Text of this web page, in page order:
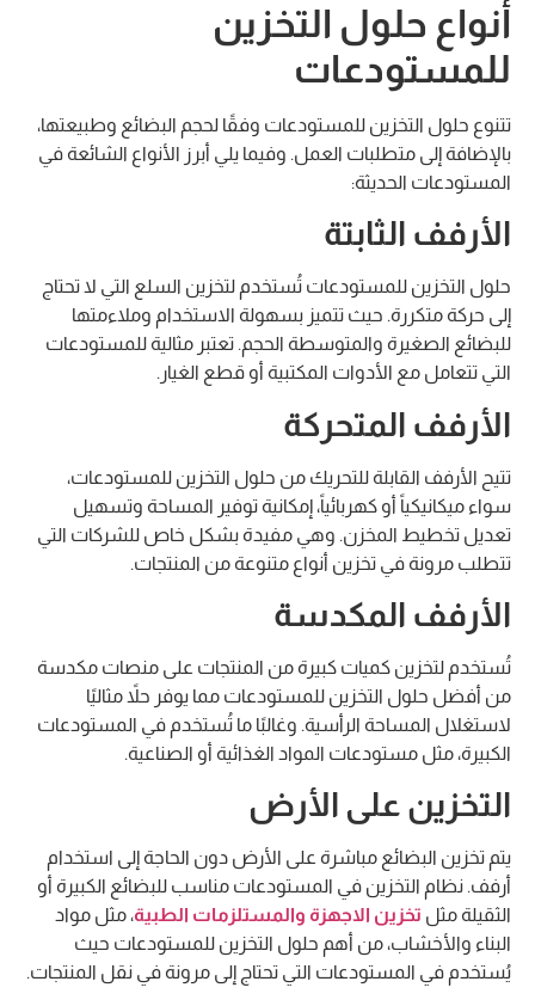
أنواع حلول التخزين
للمستودعات
تتنوع حلول التخزين للمستودعات وفقًا لحجم البضائع وطبيعتها،
بالإضافة إلى متطلبات العمل. وفيما يلي أبرز الأنواع الشائعة في
المستودعات الحديثة:
الأرفف الثابتة
حلول التخزين للمستودعات تُستخدم لتخزين السلع التي لا تحتاج
إلى حركة متكررة. حيث تتميز بسهولة الاستخدام وملاءمتها
للبضائع الصغيرة والمتوسطة الحجم. تعتبر مثالية للمستودعات
التي تتعامل مع الأدوات المكتبية أو قطع الغيار.
الأرفف المتحركة
تتيح الأرفف القابلة للتحريك من حلول التخزين للمستودعات،
سواء ميكانيكياً أو كهربائياً، إمكانية توفير المساحة وتسهيل
تعديل تخطيط المخزن. وهي مفيدة بشكل خاص للشركات التي
تتطلب مرونة في تخزين أنواع متنوعة من المنتجات.
الأرفف المكدسة
تُستخدم لتخزين كميات كبيرة من المنتجات على منصات مكدسة
من أفضل حلول التخزين للمستودعات مما يوفر حلاً مثاليًا
لاستغلال المساحة الرأسية. وغالبًا ما تُستخدم في المستودعات
الكبيرة، مثل مستودعات المواد الغذائية أو الصناعية.
التخزين على الأرض
يتم تخزين البضائع مباشرة على الأرض دون الحاجة إلى استخدام
أرفف. نظام التخزين في المستودعات مناسب للبضائع الكبيرة أو
الثقيلة مثلتخزين الاجهزة والمستلزمات الطبية، مثل مواد
البناء والأخشاب، من أهم حلول التخزين للمستودعات حيث
يُستخدم في المستودعات التي تحتاج إلى مرونة في نقل المنتجات.